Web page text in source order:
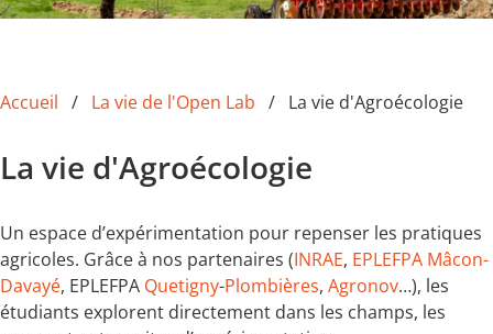
Accueil La vie de l'Open Lab La vie d'Agroécologie
La vie d'Agroécologie
Un espace d’expérimentation pour repenser les pratiques
agricoles. Grâce à nos partenaires (INRAE, EPLEFPA Mâcon-
Davayé, EPLEFPA Quetigny-Plombières, Agronov…), les
étudiants explorent directement dans les champs, les